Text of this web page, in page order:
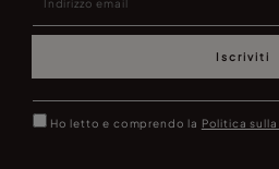
Iscriviti
Ho letto e comprendo la Politica sulla